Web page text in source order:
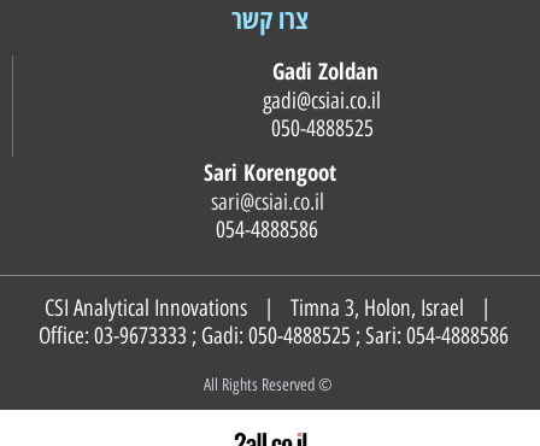
צרו קשר
Gadi Zoldan
Sari Korengoot
sari@csiai.co.il
CSI Analytical Innovations | Timna 3, Holon, Israel |
Office: 03-9673333 ; Gadi: 050-4888525 ; Sari: 054-4888586
© All Rights Reserved